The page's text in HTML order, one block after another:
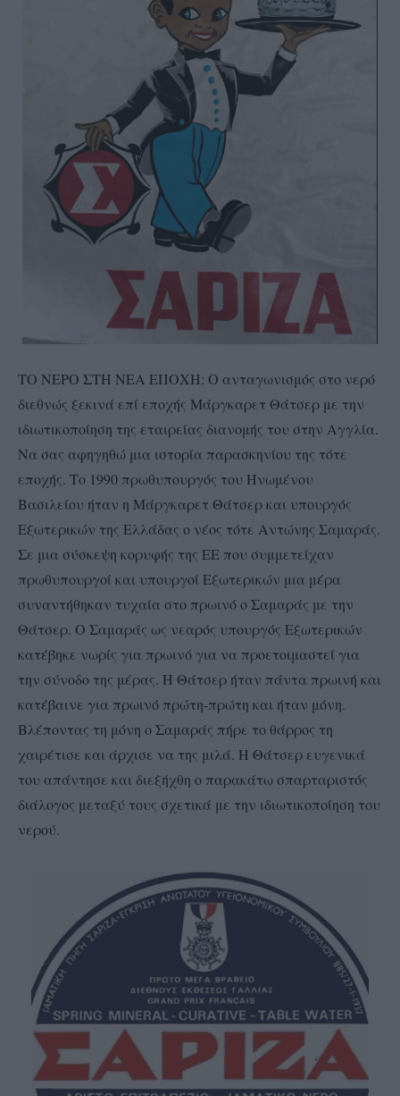
ΤΟ ΝΕΡΟ ΣΤΗ ΝΕΑ ΕΠΟΧΗ: Ο ανταγωνισμός στο νερό
διεθνώς ξεκινά επί εποχής Μάργκαρετ Θάτσερ με την
ιδιωτικοποίηση της εταιρείας διανομής του στην Αγγλία.
Να σας αφηγηθώ μια ιστορία παρασκηνίου της τότε
εποχής. Το 1990 πρωθυπουργός του Ηνωμένου
Βασιλείου ήταν η Μάργκαρετ Θάτσερ και υπουργός
Εξωτερικών της Ελλάδας ο νέος τότε Αντώνης Σαμαράς.
Σε μια σύσκεψη κορυφής της ΕΕ που συμμετείχαν
πρωθυπουργοί και υπουργοί Εξωτερικών μια μέρα
συναντήθηκαν τυχαία στο πρωινό ο Σαμαράς με την
Θάτσερ. Ο Σαμαράς ως νεαρός υπουργός Εξωτερικών
κατέβηκε νωρίς για πρωινό για να προετοιμαστεί για
την σύνοδο της μέρας. Η Θάτσερ ήταν πάντα πρωινή και
κατέβαινε για πρωινό πρώτη-πρώτη και ήταν μόνη.
Βλέποντας τη μόνη ο Σαμαράς πήρε το θάρρος τη
χαιρέτισε και άρχισε να της μιλά. Η Θάτσερ ευγενικά
του απάντησε και διεξήχθη ο παρακάτω σπαρταριστός
διάλογος μεταξύ τους σχετικά με την ιδιωτικοποίηση του
νερού.